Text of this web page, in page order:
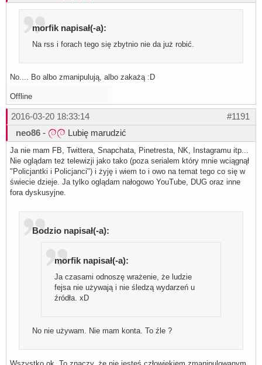
morfik napisał(-a):
Na rss i forach tego się zbytnio nie da już robić.
No.... Bo albo zmanipulują, albo zakażą :D
Offline
#1191
2016-03-20 18:33:14
neo86 - Lubię marudzić
Ja nie mam FB, Twittera, Snapchata, Pinetresta, NK, Instagramu itp...
Nie oglądam też telewizji jako tako (poza serialem który mnie wciągnął
"Policjantki i Policjanci") i żyję i wiem to i owo na temat tego co się w
świecie dzieje. Ja tylko oglądam nałogowo YouTube, DUG oraz inne
fora dyskusyjne.
Bodzio napisał(-a):
morfik napisał(-a):
Ja czasami odnoszę wrażenie, że ludzie
fejsa nie używają i nie śledzą wydarzeń u
źródła. xD
No nie używam. Nie mam konta. To źle ?